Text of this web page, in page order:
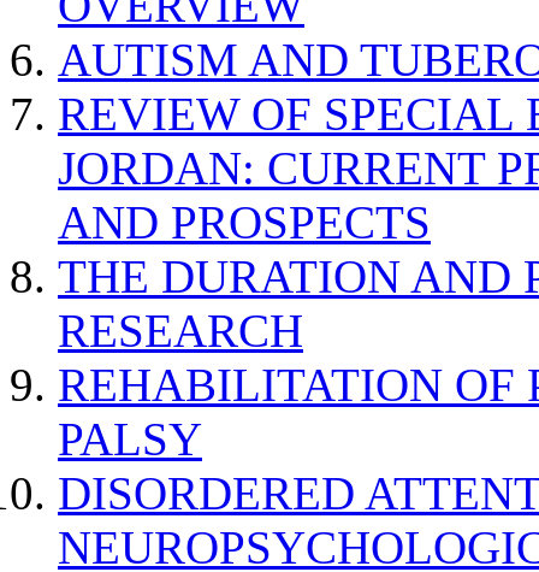
AUTISM AND
REVIEW OF SPECIAL
JORDAN: CURRENT
AND PROSPECTS
THE DURATION AND
RESEARCH
REHABILITATION OF
PALSY
DISORDERED